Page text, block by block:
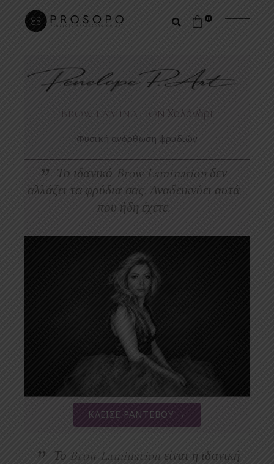
0
BROW LAMINATION Χαλάνδρι
Φυσική ανόρθωση φρυδιών
Το ιδανικό Brow Lamination δεν
αλλάζει τα φρύδια σας. Αναδεικνύει αυτά
που ήδη έχετε.
ΚΛΕΙΣΕ ΡΑΝΤΕΒΟΥ →
Το Brow Lamination είναι η ιδανική